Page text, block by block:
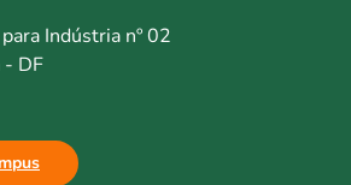
Indústria nº 02
- DF